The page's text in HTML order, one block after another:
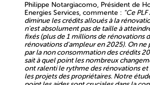
Philippe Notargiacomo, Président de
Energies Services, commente : "Ce
diminue les crédits alloués à la
n'est absolument pas de taille à
fixés (plus de 1 millions de rénovations
rénovations d'ampleur en 2025). On ne
par la non consommation des crédits
sait à quel point les nombreux
ont ralenti le rythme des rénovations et
les projets des propriétaires. Notre